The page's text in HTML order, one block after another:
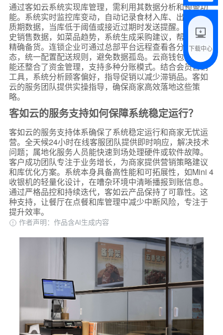
通过客如云系统实现库管理，需利用其数据分析和预警功
能。系统实时监控库变动，自动记录食材入库、出库及保
质期数据，当库低于阈值或接近过期时发送提醒。基于历
史销售数据，如菜品趋势，系统生成采购建议，帮助餐厅
精确备货。连锁企业可通过总部平台远程查看各分店库状
态，统一配置配送规则，避免数据孤岛。云商钱包分账功
能还整合了资金管理，支持多种分账模式。结合会员营销
工具，系统分析顾客偏好，指导促销以减少滞销品。客如
云的服务团队提供实操指导，确保商家高效落地这些策
略。
客如云的服务支持如何保障系统稳定运行？
客如云的服务支持体系确保了系统稳定运行和商家无忧运
营。全天候24小时在线客服团队提供即时响应，解决技术
问题；属地化服务人员能快速到场处理硬件或软件故障。
客户成功团队专注于业务增长，为商家提供营销策略建议
和库优化方案。系统本身具备高性能和可拓展性，如Mini 4
收银机的轻量化设计，在嘈杂环境中清晰播报到账信息。
通过严格品控和持续迭代，客如云产品保持了可靠性。这
种支持，让餐厅在点餐和库管理中减少中断风险，专注于
提升效率。
作者声明：作品含AI生成内容
下载中心
附加留言
预约试用
我是老客户，了解最新优惠